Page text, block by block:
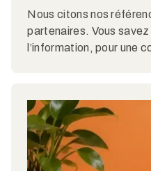
Nous citons nos
partenaires. Vous savez
l’information, pour une